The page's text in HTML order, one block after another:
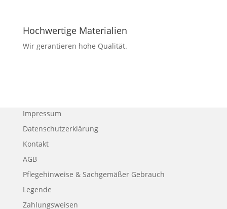
Hochwertige Materialien
Wir gerantieren hohe Qualität.
Impressum
Datenschutzerklärung
Kontakt
AGB
Pflegehinweise & Sachgemäßer Gebrauch
Legende
Zahlungsweisen